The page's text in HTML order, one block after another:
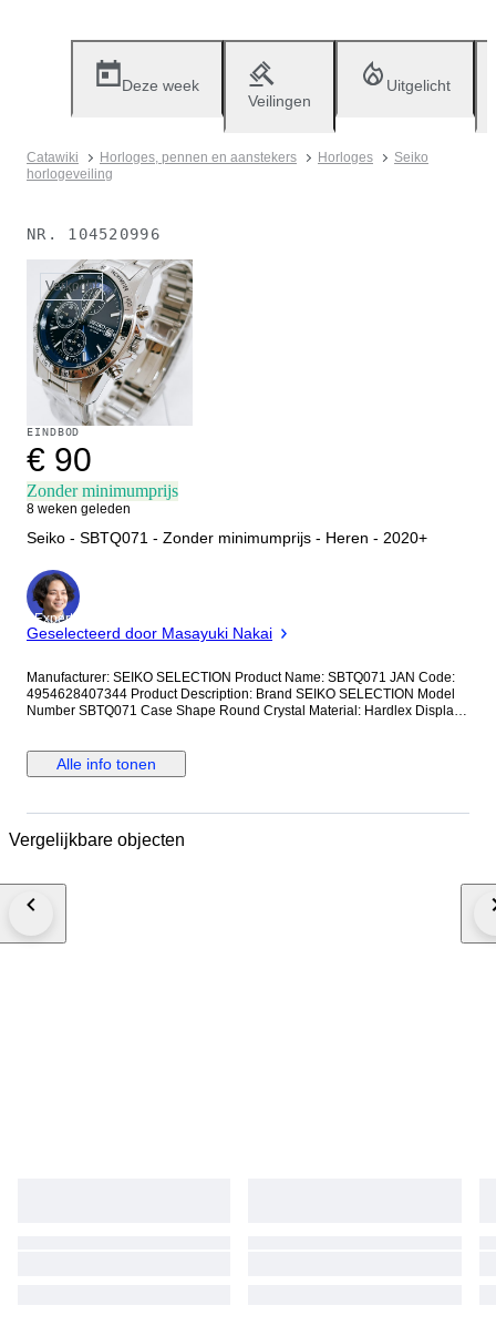
Deze week
Veilingen
Uitgelicht
Catawiki Horloges, pennen en aanstekers Horloges
Seiko
horlogeveiling
NR. 104520996
Verkocht
EINDBOD
€ 90
Zonder minimumprijs
8 weken geleden
Seiko - SBTQ071 - Zonder minimumprijs - Heren - 2020+
Expert
Geselecteerd door Masayuki Nakai
Manufacturer: SEIKO SELECTION Product Name: SBTQ071 JAN Code:
4954628407344 Product Description: Brand SEIKO SELECTION Model
Number SBTQ071 Case Shape Round Crystal Material: Hardlex Display
Material/Type: Stainless Steel Band Size: Men's Standard Band Width: 20
millimeters Band Color: Silver Dial Color: Blue Bezel Material: Stainless
Other Functions: Chronograph Movement: Quartz SBTQ071 Quartz 10
warranty card included; not stamped or dated
Alle info tonen
Vergelijkbare objecten